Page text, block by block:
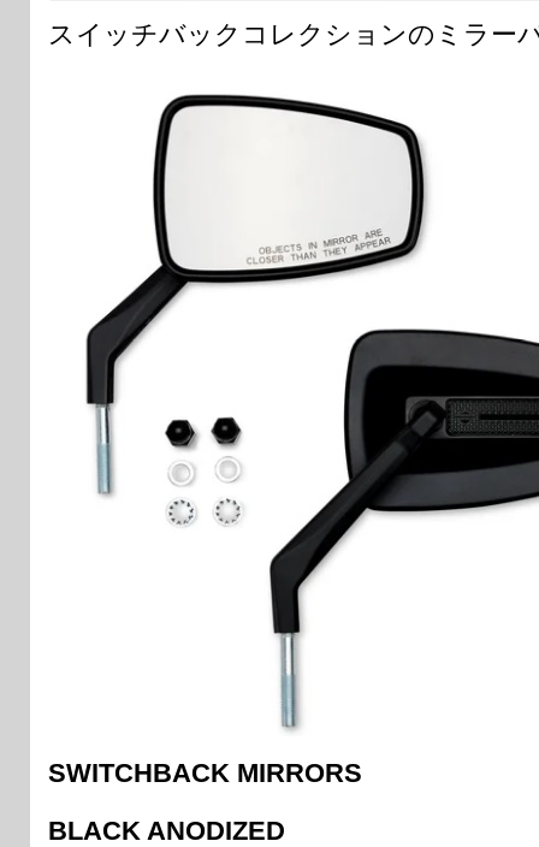
スイッチバックコレクションのミラー
SWITCHBACK MIRRORS
BLACK ANODIZED